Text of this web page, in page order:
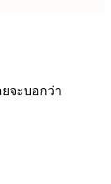
จะบอกว่า